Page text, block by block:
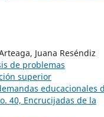
Juana Reséndiz
de problemas
superior
educacionales
40, Encrucijadas de la